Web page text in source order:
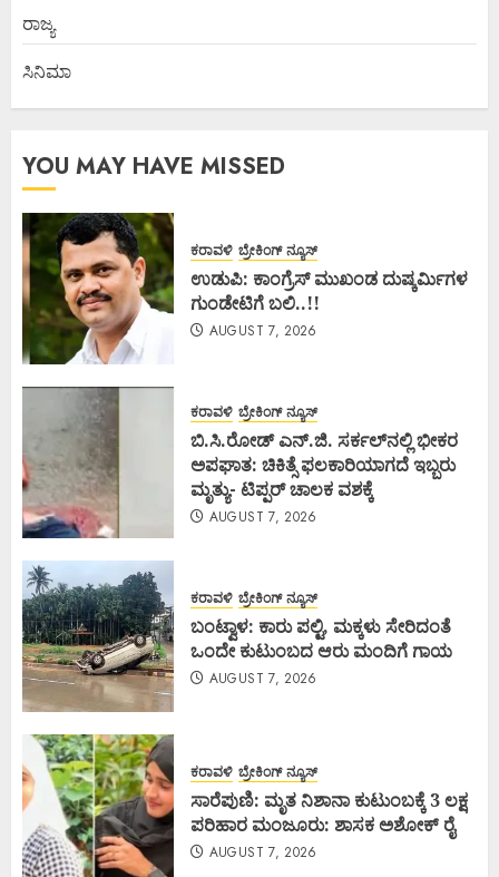
ರಾಜ್ಯ
ಸಿನಿಮಾ
YOU MAY HAVE MISSED
ಕರಾವಳಿ ಬ್ರೇಕಿಂಗ್ ನ್ಯೂಸ್
ಉಡುಪಿ: ಕಾಂಗ್ರೆಸ್ ಮುಖಂಡ ದುಷ್ಕರ್ಮಿಗಳ
ಗುಂಡೇಟಿಗೆ ಬಲಿ..!!
AUGUST 7, 2026
ಕರಾವಳಿ ಬ್ರೇಕಿಂಗ್ ನ್ಯೂಸ್
ಬಿ.ಸಿ.ರೋಡ್ ಎನ್.ಜಿ. ಸರ್ಕಲ್‌ನಲ್ಲಿ ಭೀಕರ
ಅಪಘಾತ: ಚಿಕಿತ್ಸೆ ಫಲಕಾರಿಯಾಗದೆ ಇಬ್ಬರು
ಮೃತ್ಯು- ಟಿಪ್ಪರ್ ಚಾಲಕ ವಶಕ್ಕೆ
AUGUST 7, 2026
ಕರಾವಳಿ ಬ್ರೇಕಿಂಗ್ ನ್ಯೂಸ್
ಬಂಟ್ವಾಳ: ಕಾರು ಪಲ್ಟಿ, ಮಕ್ಕಳು ಸೇರಿದಂತೆ
ಒಂದೇ ಕುಟುಂಬದ ಆರು ಮಂದಿಗೆ ಗಾಯ
AUGUST 7, 2026
ಕರಾವಳಿ ಬ್ರೇಕಿಂಗ್ ನ್ಯೂಸ್
ಸಾರೆಪುಣಿ: ಮೃತ ನಿಶಾನಾ ಕುಟುಂಬಕ್ಕೆ 3 ಲಕ್ಷ
ಪರಿಹಾರ ಮಂಜೂರು: ಶಾಸಕ ಅಶೋಕ್ ರೈ
AUGUST 7, 2026